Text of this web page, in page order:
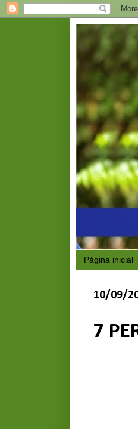
Página inicial
10/09/
7